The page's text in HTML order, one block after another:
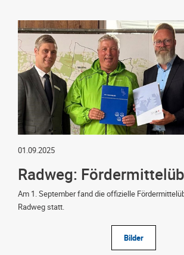
01.09.2025
Radweg:
Am 1. September fand die offizielle
Radweg statt.
Bilder